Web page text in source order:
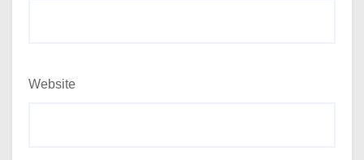
Website